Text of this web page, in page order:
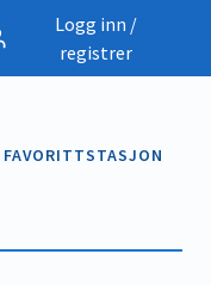
Logg inn /
registrer
FAVORITTSTASJON